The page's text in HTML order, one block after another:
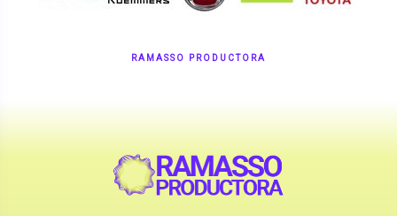
RAMASSO PRODUCTORA